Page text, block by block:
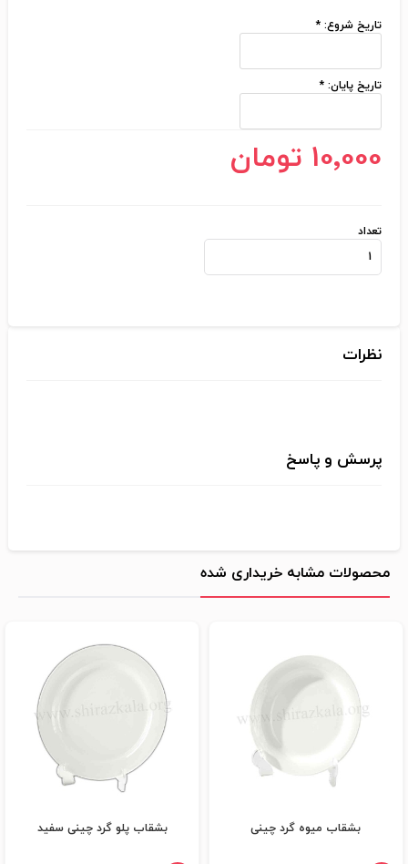
تاریخ شروع: *
تاریخ پایان: *
10٬000 تومان
تعداد
نظرات
پرسش و پاسخ
محصولات مشابه خریداری شده
بشقاب میوه گرد چینی بشقاب پلو گرد چینی سفید